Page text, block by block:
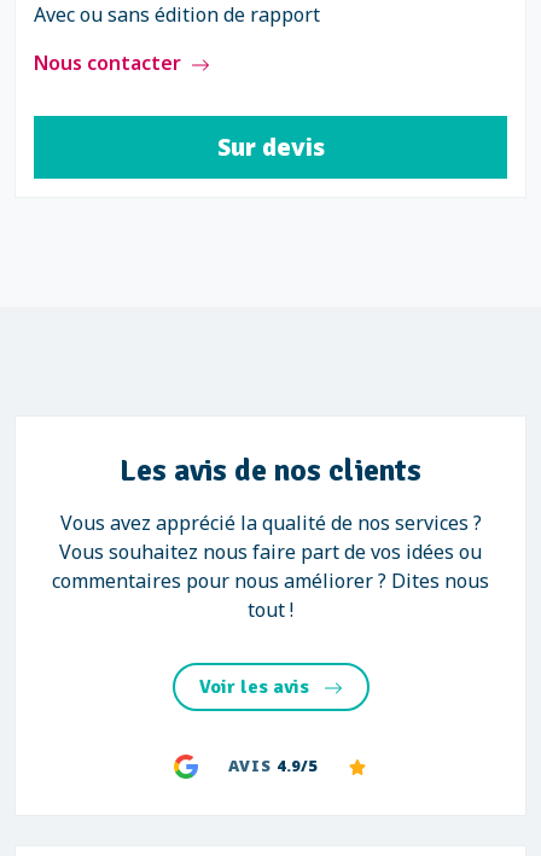
Avec ou sans édition de rapport
Nous contacter
Sur devis
Les avis de nos clients
Vous avez apprécié la qualité de nos services ?
Vous souhaitez nous faire part de vos idées ou
commentaires pour nous améliorer ? Dites nous
tout !
Voir les avis
AVIS 4.9/5